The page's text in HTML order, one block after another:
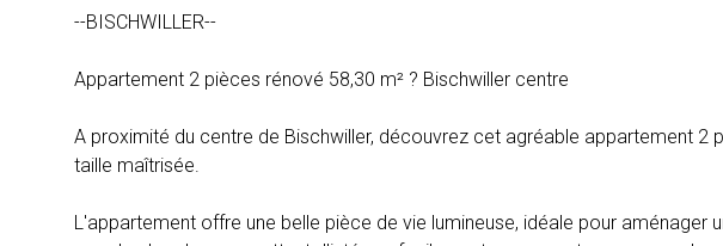
--BISCHWILLER--
Appartement 2 pièces rénové 58,30 m² ? Bischwiller centre
A proximité du centre de Bischwiller, découvrez cet agréable appartement 2
taille maîtrisée.
L'appartement offre une belle pièce de vie lumineuse, idéale pour aménager